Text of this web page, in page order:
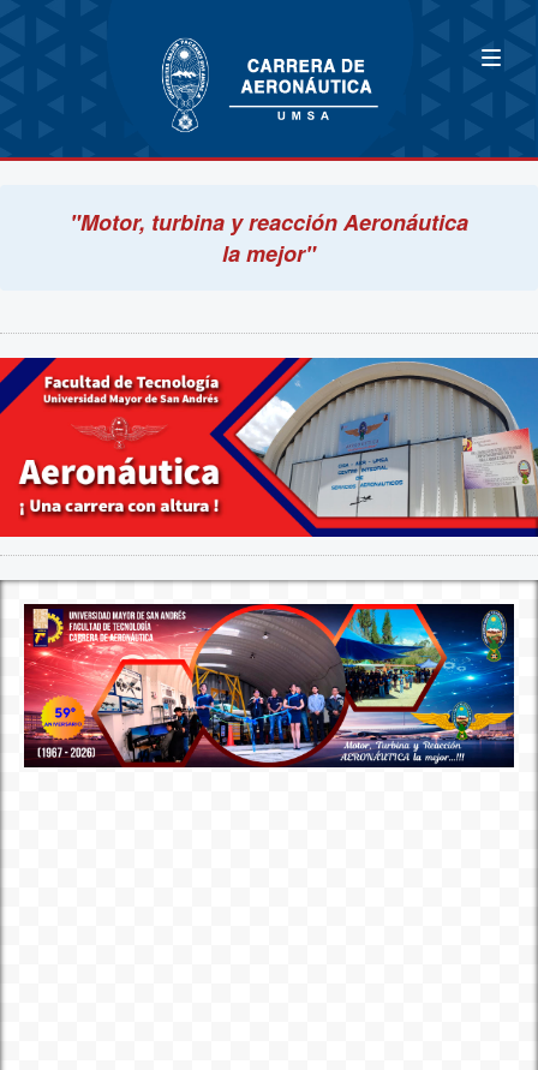
"Motor, turbina y reacción Aeronáutica
la mejor"